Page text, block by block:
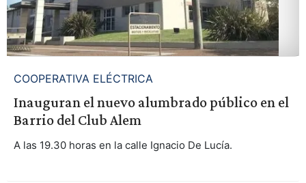
COOPERATIVA ELÉCTRICA
Inauguran el nuevo alumbrado público en el
Barrio del Club Alem
A las 19.30 horas en la calle Ignacio De Lucía.